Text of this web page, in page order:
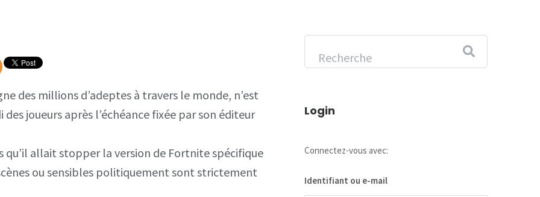
des millions d’adeptes à travers le monde, n’est
joueurs après l’échéance fixée par son éditeur
qu’il allait stopper la version de Fortnite spécifique
ou sensibles politiquement sont strictement
Login
Connectez-vous avec:
Identifiant ou e-mail